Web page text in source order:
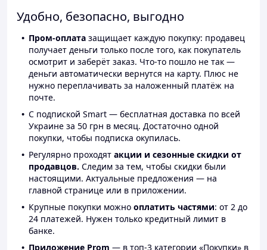
Удобно, безопасно, выгодно
Пром-оплата защищает каждую покупку: продавец
получает деньги только после того, как покупатель
осмотрит и заберёт заказ. Что-то пошло не так —
деньги автоматически вернутся на карту. Плюс не
нужно переплачивать за наложенный платёж на
почте.
С подпиской Smart — бесплатная доставка по всей
Украине за 50 грн в месяц. Достаточно одной
покупки, чтобы подписка окупилась.
Регулярно проходят акции и сезонные скидки от
продавцов. Следим за тем, чтобы скидки были
настоящими. Актуальные предложения — на
главной странице или в приложении.
Крупные покупки можно оплатить частями: от 2 до
24 платежей. Нужен только кредитный лимит в
банке.
Приложение Prom — в топ-3 категории «Покупки» в